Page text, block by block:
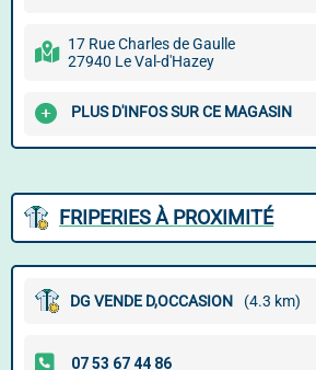
17 Rue Charles de Gaulle
27940 Le Val-d'Hazey
PLUS D'INFOS SUR CE MAGASIN
FRIPERIES À PROXIMITÉ
DG VENDE D,OCCASION (4.3 km)